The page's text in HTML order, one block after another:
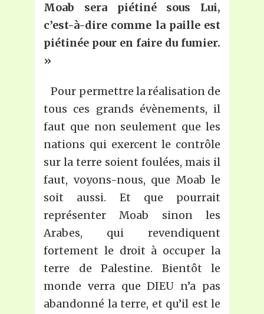
Moab sera piétiné sous Lui,
c’est-à-dire comme la paille est
piétinée pour en faire du fumier.
»
Pour permettre la réalisation de
tous ces grands évènements, il
faut que non seulement que les
nations qui exercent le contrôle
sur la terre soient foulées, mais il
faut, voyons-nous, que Moab le
soit aussi. Et que pourrait
représenter Moab sinon les
Arabes, qui revendiquent
fortement le droit à occuper la
terre de Palestine. Bientôt le
monde verra que DIEU n’a pas
abandonné la terre, et qu’il est le